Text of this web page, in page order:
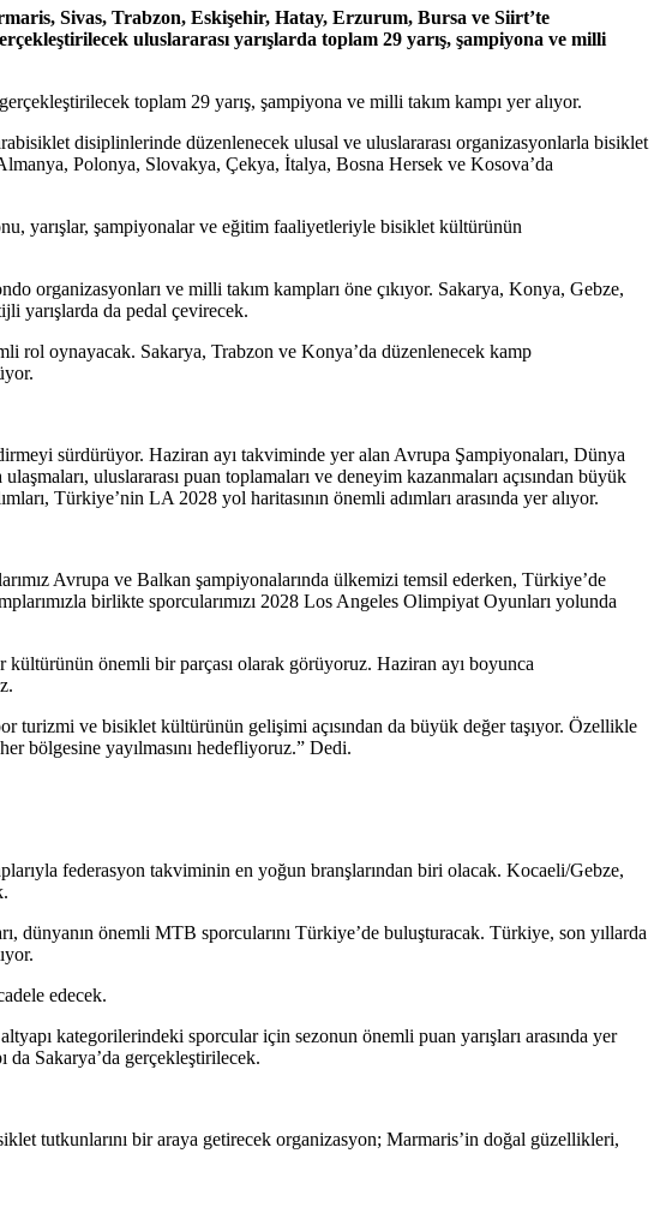
Sivas, Trabzon, Eskişehir, Hatay, Erzurum, Bursa ve Siirt’te
uluslararası yarışlarda toplam 29 yarış, şampiyona ve milli
toplam 29 yarış, şampiyona ve milli takım kampı yer alıyor.
disiplinlerinde düzenlenecek ulusal ve uluslararası organizasyonlarla bisiklet
Polonya, Slovakya, Çekya, İtalya, Bosna Hersek ve Kosova’da
yarışlar, şampiyonalar ve eğitim faaliyetleriyle bisiklet kültürünün
organizasyonları ve milli takım kampları öne çıkıyor. Sakarya, Konya, Gebze,
yarışlarda da pedal çevirecek.
rol oynayacak. Sakarya, Trabzon ve Konya’da düzenlenecek kamp
sürdürüyor. Haziran ayı takviminde yer alan Avrupa Şampiyonaları, Dünya
uluslararası puan toplamaları ve deneyim kazanmaları açısından büyük
Türkiye’nin LA 2028 yol haritasının önemli adımları arasında yer alıyor.
Avrupa ve Balkan şampiyonalarında ülkemizi temsil ederken, Türkiye’de
birlikte sporcularımızı 2028 Los Angeles Olimpiyat Oyunları yolunda
önemli bir parçası olarak görüyoruz. Haziran ayı boyunca
turizmi ve bisiklet kültürünün gelişimi açısından da büyük değer taşıyor. Özellikle
bölgesine yayılmasını hedefliyoruz.” Dedi.
federasyon takviminin en yoğun branşlarından biri olacak. Kocaeli/Gebze,
dünyanın önemli MTB sporcularını Türkiye’de buluşturacak. Türkiye, son yıllarda
edecek.
kategorilerindeki sporcular için sezonun önemli puan yarışları arasında yer
da Sakarya’da gerçekleştirilecek.
tutkunlarını bir araya getirecek organizasyon; Marmaris’in doğal güzellikleri,